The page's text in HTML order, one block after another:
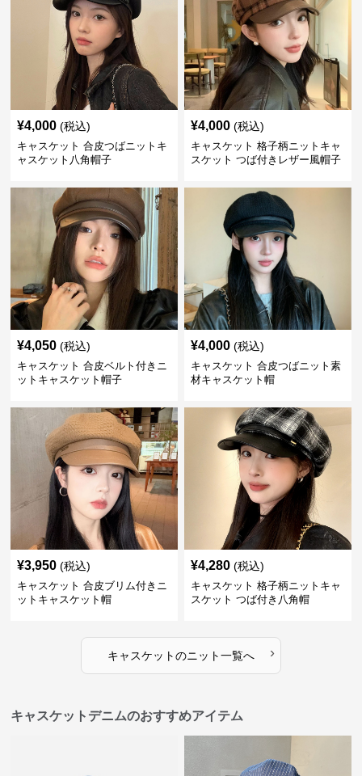
¥4,000 (税込)
キャスケット 合皮つばニットキ
ャスケット八角帽子
¥4,000 (税込)
キャスケット 格子柄ニットキャ
スケット つば付きレザー風帽子
¥4,050 (税込)
キャスケット 合皮ベルト付きニ
ットキャスケット帽子
¥4,000 (税込)
キャスケット 合皮つばニット素
材キャスケット帽
¥3,950 (税込)
キャスケット 合皮ブリム付きニ
ットキャスケット帽
¥4,280 (税込)
キャスケット 格子柄ニットキャ
スケット つば付き八角帽
キャスケットのニット一覧へ ›
キャスケットデニムのおすすめアイテム